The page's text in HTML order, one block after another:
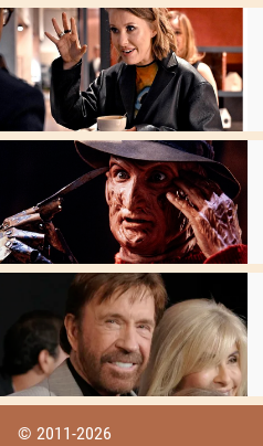
© 2011-2026